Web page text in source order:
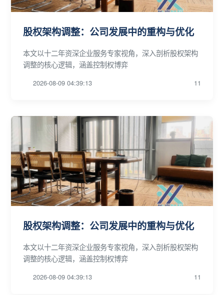
股权架构调整：公司发展中的重构与优化
本文以十二年资深企业服务专家视角，深入剖析股权架构
调整的核心逻辑，涵盖控制权博弈
2026-08-09 04:39:13 11
股权架构调整：公司发展中的重构与优化
本文以十二年资深企业服务专家视角，深入剖析股权架构
调整的核心逻辑，涵盖控制权博弈
2026-08-09 04:39:13 11